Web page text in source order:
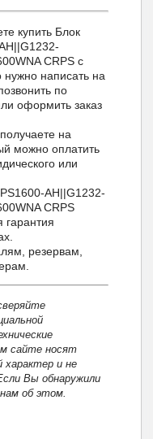
купить Блок
CRPS с
нужно написать на
по
оформить заказ
на
можно оплатить
или
AH||G1232-
CRPS
гарантия
резервам,
сайте носят
характер и не
Вы обнаружили
об этом.